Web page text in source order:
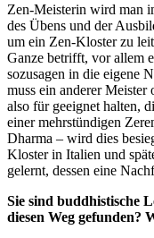
Zen-Meisterin wird man
des Übens und der
um ein Zen-Kloster zu
Ganze betrifft, vor allem
sozusagen in die eigene
muss ein anderer Meister
also für geeignet halten,
einer mehrstündigen
Dharma – wird dies
Kloster in Italien und
gelernt, dessen eine
Sie sind buddhistische
diesen Weg gefunden?